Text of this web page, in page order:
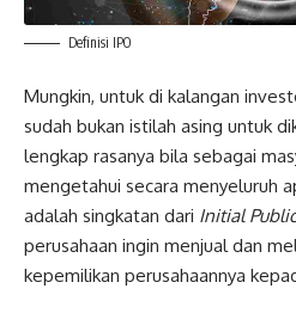
Definisi IPO
Mungkin, untuk di kalangan
sudah bukan istilah asing untuk
lengkap rasanya bila sebagai
mengetahui secara menyeluruh
adalah singkatan dari Initial
perusahaan ingin menjual dan
kepemilikan perusahaannya